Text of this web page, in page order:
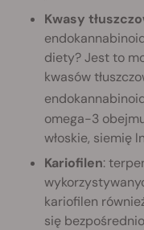
Kwasy
diety? Jest to
kwasów
omega-3
włoskie, siemię
Kariofilen:
kariofilen
się